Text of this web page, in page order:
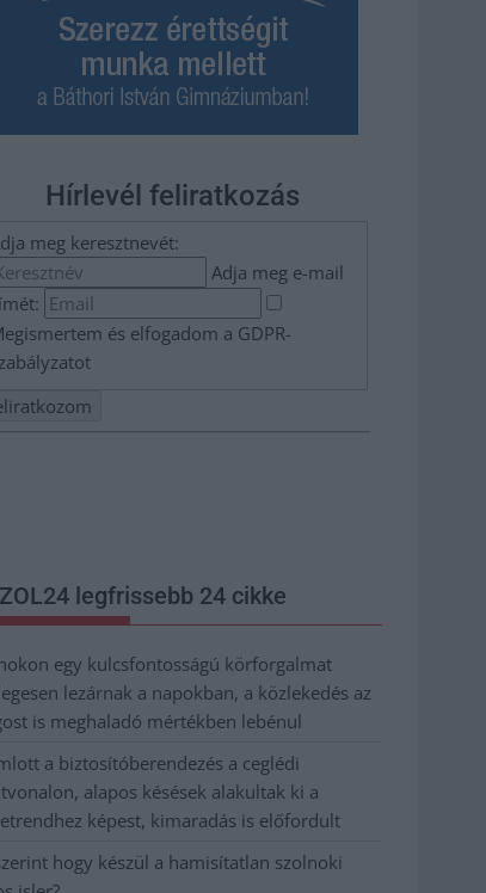
Hírlevél feliratkozás
meg keresztnevét:
Adja meg e-mail
és elfogadom a GDPR-
ot
legfrissebb 24 cikke
egy kulcsfontosságú körforgalmat
lezárnak a napokban, a közlekedés az
is meghaladó mértékben lebénul
a biztosítóberendezés a ceglédi
alapos késések alakultak ki a
képest, kimaradás is előfordult
hogy készül a hamisítatlan szolnoki